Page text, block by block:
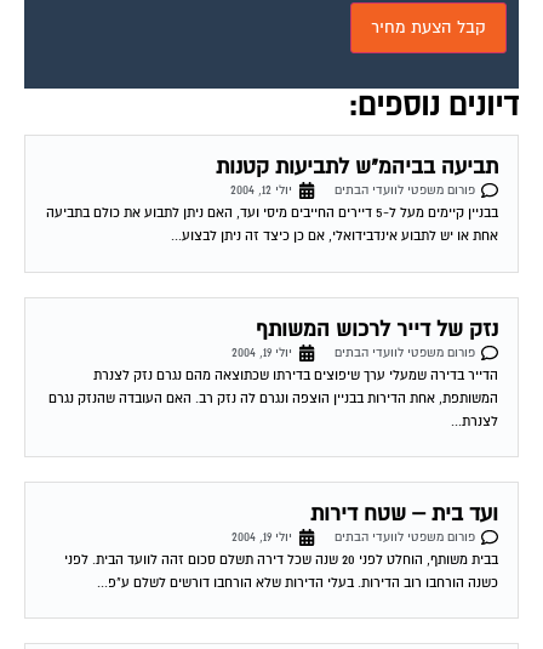
דיונים נוספים:
תביעה בביהמ"ש לתביעות קטנות
פורום משפטי לוועדי הבתים
יולי 12, 2004
בבניין קיימים מעל ל-5 דיירים החייבים מיסי ועד, האם ניתן לתבוע את כולם בתביעה
אחת או יש לתבוע אינדבידואלי, אם כן כיצד זה ניתן לבצוע...
נזק של דייר לרכוש המשותף
פורום משפטי לוועדי הבתים
יולי 19, 2004
הדייר בדירה שמעלי ערך שיפוצים בדירתו שכתוצאה מהם נגרם נזק לצנרת
המשותפת, אחת הדירות בבניין הוצפה ונגרם לה נזק רב. האם העובדה שהנזק נגרם
לצנרת...
ועד בית – שטח דירות
פורום משפטי לוועדי הבתים
יולי 19, 2004
בבית משותף, הוחלט לפני 20 שנה שכל דירה תשלם סכום זהה לוועד הבית. לפני
כשנה הורחבו רוב הדירות. בעלי הדירות שלא הורחבו דורשים לשלם ע"פ...